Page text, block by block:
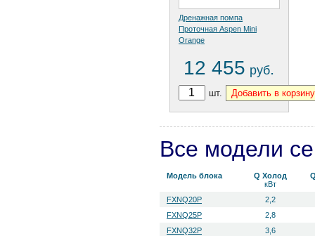
Дренажная помпа
Проточная Aspen Mini
Orange
12 455 руб.
шт.
Все модели
Модель блока
Q Холод
кВт
FXNQ20P
2,2
FXNQ25P
2,8
FXNQ32P
3,6